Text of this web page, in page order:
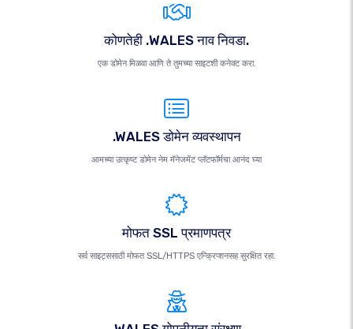
कोणतेही .WALES नाव निवडा.
एक डोमेन मिळवा आणि ते तुमच्या साइटशी कनेक्ट करा.
.WALES डोमेन व्यवस्थापन
आमच्या उत्कृष्ट डोमेन नेम मॅनेजमेंट प्लॅटफॉर्मचा आनंद घ्या
मोफत SSL प्रमाणपत्र
सर्व साइट्ससाठी मोफत SSL/HTTPS एन्क्रिप्शनसह सुरक्षित रहा.